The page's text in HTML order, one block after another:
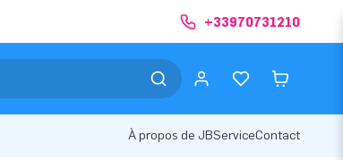
+33970731210
À propos de JBServiceContact